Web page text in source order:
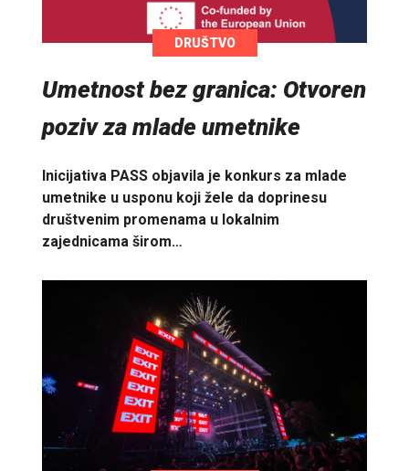
DRUŠTVO
Umetnost bez granica: Otvoren
poziv za mlade umetnike
Inicijativa PASS objavila je konkurs za mlade
umetnike u usponu koji žele da doprinesu
društvenim promenama u lokalnim
zajednicama širom…